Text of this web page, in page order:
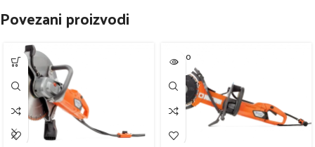
Povezani proizvodi
SOLD O
UT